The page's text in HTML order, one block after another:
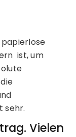
ist, um
sehr.
Vielen